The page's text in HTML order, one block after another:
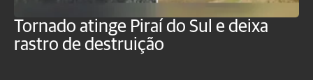
Tornado atinge Piraí do Sul e deixa
rastro de destruição